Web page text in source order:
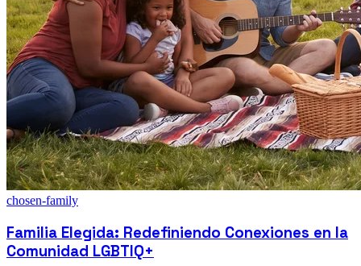
chosen-family
Familia Elegida: Redefiniendo Conexiones en la
Comunidad LGBTIQ+